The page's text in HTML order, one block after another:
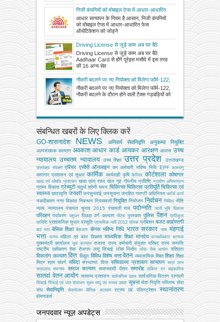
निजी कंपनियों को मोबाइल ऐप्स में आधार-आधारित
फेस ऑथेंटिकेशन को जोड़ने की अनुमति मिली
आधार सत्यापन के नियम है आसान, निजी कंपनियों
को मोबाइल ऐप्स में आधार-आधारित फेस
ऑथेंटिकेशन को जोड़ने
Driving License से जुड़े काम अब घर बैठे
Aadhaar Card से होंगे पूरे
Driving License से जुड़े काम अब घर बैठे
Aadhaar Card से होंगे पूरेइस मसौदे में इस तरह
की 16 अन्य सेव
नौकरी बदलने पर नए नियोक्ता को मिलेगा फॉर्म-122,
नौकरी बदलने के दौरान होने वाली टैक्स गड़बड़ियों को
कम करना मुख्य उद्देश्य
नौकरी बदलने पर नए नियोक्ता को मिलेगा फॉर्म-122,
नौकरी बदलने के दौरान होने वाली टैक्स गड़बड़ियों को
संबन्धित खबरों के लिए क्लिक करें
GO-शासनादेश NEWS अनिवार्य सेवानिवृत्ति अनुकम्पा नियुक्ति
अल्‍पसंख्‍यक कल्‍याण अवकाश आधार कार्ड आयकर आरक्षण आवास उच्च
न्यायालय उच्चतम न्यायालय उच्‍च शिक्षा उत्तर प्रदेश उत्तराखण्ड
उपभोक्‍ता संरक्षण एरियर एसीपी ऑनलाइन कर कर्मचारी भविष्य निधि EPF कामधेनु
कारागार प्रशासन एवं सुधार कार्मिक कार्यवाही कृषि कैरियर कोर्टशाला कोषागार
खाद्य एवं औषधि प्रशासन खाद्य एवम् रसद खेल गृह गोपनीय प्रविष्टि ग्रामीण अभियन्‍त्रण
ग्राम्य विकास ग्रेच्युटी चतुर्थ श्रेणी चयन चिकित्सा चिकित्सा प्रतिपूर्ति चिकित्‍सा एवं
स्वास्थ्य छात्रवृत्ति जनवरी जनसुनवाई जनसूचना जनहित गारण्टी अधिनियम धर्मार्थ कार्य
नकदीकरण नगर विकास निबन्‍धन नियमावली नियुक्ति नियोजन निर्वाचन निविदा नीति
न्याय न्यायालय पंचायत चुनाव 2015 पंचायती राज पदोन्नति परती भूमि विकास
परिवहन पर्यावरण पशुधन पिछड़ा वर्ग कल्‍याण पीएफ पुरस्कार पुलिस पेंशन
प्रतिकूल
प्रविष्टि प्रशासनिक सुधार प्रसूति प्राथमिक भर्ती 2012 प्रेरक प्रोबेशन बजट बर्खास्तगी
बाट माप बेसिक शिक्षा बैकलाग बोनस भविष्य निधि भारत सरकार भाषा मंहगाई
भत्ता
मत्‍स्‍य महिला एवं बाल विकास माध्यमिक शिक्षा मानदेय मानवाधिकार मान्यता
मुख्‍यमंत्री कार्यालय युवा कल्याण राजस्व राज्य कर्मचारी संयुक्त परिषद राज्य सम्पत्ति
राष्ट्रीय एकीकरण रोक रोजगार लघु सिंचाई लोक निर्माण लोक सेवा आयोग वरिष्ठता
विकलांग कल्याण वित्त विद्युत विविध विशेष भत्ता वेतन व्‍यवसायिक शिक्षा शिक्षा शिक्षा
मित्र श्रम संवर्ग संविदा संस्‍थागत वित्‍त सचिवालय प्रशासन सत्यापन सत्र लाभ
सत्रलाभ
समन्वय समाज कल्याण समाजवादी पेंशन समारोह सर्किल दर सहकारिता
सातवां वेतन आयोग सामान्य प्रशासन सार्वजनिक उद्यम सार्वजनिक वितरण प्रणाली
सिंचाई सिंचाई एवं जल संसाधन सूक्ष्म लघु एवं मध्यम उद्यम सूचना सेवा निवृत्ति परिलाभ सेवा
संघ
सेवानिवृत्ति सेवायोजन सैनिक कल्‍याण स्टाम्प एवं रजिस्ट्रेशन स्थानांतरण
होमगाडर्स
जनपदवार न्यूज़ अपडेट्स